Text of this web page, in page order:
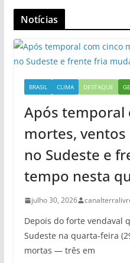
Notícias
BRASIL CLIMA DESTAQUE
Após temporal
mortes,
no Sudeste e
tempo nesta
julho 30, 2026
Depois do forte vendaval
Sudeste na quarta-feira
mortas — três em